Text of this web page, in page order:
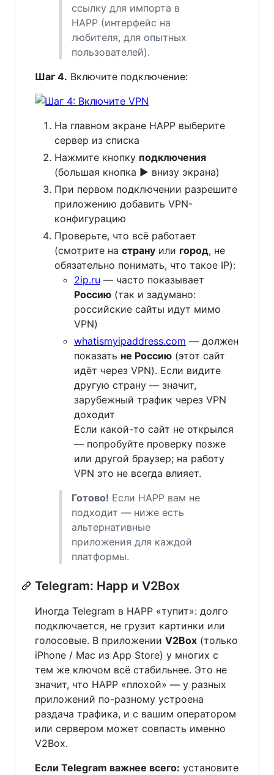
ссылку для импорта в
HAPP (интерфейс на
любителя, для опытных
пользователей).
Шаг 4. Включите подключение:
На главном экране HAPP выберите
сервер из списка
Нажмите кнопку подключения
(большая кнопка ▶ внизу экрана)
При первом подключении разрешите
приложению добавить VPN-
конфигурацию
Проверьте, что всё работает
(смотрите на страну или город, не
обязательно понимать, что такое IP):
2ip.ru — часто показывает
Россию (так и задумано:
российские сайты идут мимо
VPN)
whatismyipaddress.com — должен
показать не Россию (этот сайт
идёт через VPN). Если видите
другую страну — значит,
зарубежный трафик через VPN
доходит
Если какой-то сайт не открылся
— попробуйте проверку позже
или другой браузер; на работу
VPN это не всегда влияет.
Готово! Если HAPP вам не
подходит — ниже есть
альтернативные
приложения для каждой
платформы.
Telegram: Happ и V2Box
Иногда Telegram в HAPP «тупит»: долго
подключается, не грузит картинки или
голосовые. В приложении V2Box (только
iPhone / Mac из App Store) у многих с
тем же ключом всё стабильнее. Это не
значит, что HAPP «плохой» — у разных
приложений по-разному устроена
раздача трафика, и с вашим оператором
или сервером может совпасть именно
V2Box.
Если Telegram важнее всего: установите